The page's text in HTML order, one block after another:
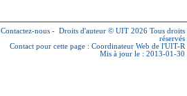
Contactez-nous - Droits d'auteur © UIT 2026 Tous droits
réservés
Contact pour cette page : Coordinateur Web de l'UIT-R
Mis à jour le : 2013-01-30